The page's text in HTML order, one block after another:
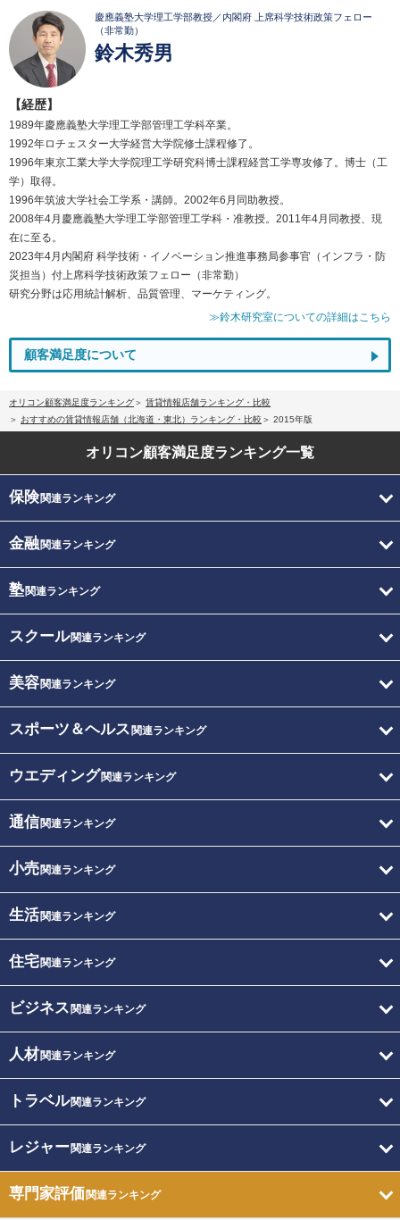
慶應義塾大学理工学部教授／内閣府 上席科学技術政策フェロー
（非常勤）
鈴木秀男
【経歴】
1989年慶應義塾大学理工学部管理工学科卒業。
1992年ロチェスター大学経営大学院修士課程修了。
1996年東京工業大学大学院理工学研究科博士課程経営工学専攻修了。博士（工
学）取得。
1996年筑波大学社会工学系・講師。2002年6月同助教授。
2008年4月慶應義塾大学理工学部管理工学科・准教授。2011年4月同教授、現
在に至る。
2023年4月内閣府 科学技術・イノベーション推進事務局参事官（インフラ・防
災担当）付上席科学技術政策フェロー（非常勤）
研究分野は応用統計解析、品質管理、マーケティング。
≫鈴木研究室についての詳細はこちら
顧客満足度について
オリコン顧客満足度ランキング
賃貸情報店舗ランキング・比較
おすすめの賃貸情報店舗（北海道・東北）ランキング・比較
2015年版
オリコン顧客満足度ランキング一覧
保険関連ランキング
金融関連ランキング
塾関連ランキング
スクール関連ランキング
美容関連ランキング
スポーツ＆ヘルス 関連ランキング
ウエディング関連ランキング
通信関連ランキング
小売関連ランキング
生活関連ランキング
住宅関連ランキング
ビジネス 関連ランキング
人材関連ランキング
トラベル関連ランキング
レジャー関連ランキング
専門家評価関連ランキング